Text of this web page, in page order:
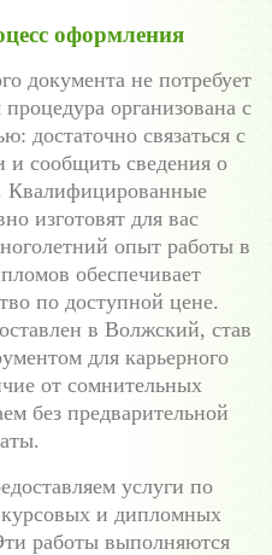
оформления
документа не потребует
организована с
достаточно связаться с
и сообщить сведения о
Квалифицированные
изготовят для вас
опыт работы в
обеспечивает
по доступной цене.
в Волжский, став
для карьерного
от сомнительных
без предварительной
услуги по
курсовых и дипломных
работы выполняются